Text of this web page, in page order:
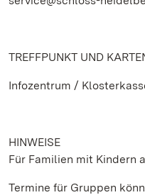
TREFFPUNKT UND
Infozentrum /
HINWEISE
Für Familien mit Kindern
Termine für Gruppen